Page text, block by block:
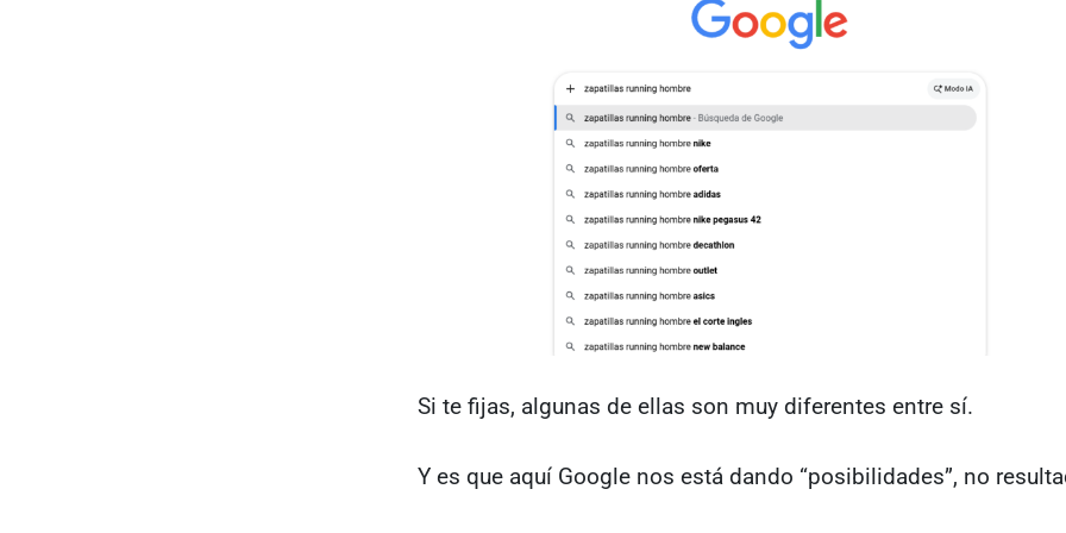
Si te fijas, algunas de ellas son muy diferentes entre sí.
Y es que aquí Google nos está dando “posibilidades”, no